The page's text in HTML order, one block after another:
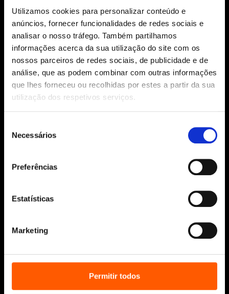
Utilizamos cookies para personalizar conteúdo e
anúncios, fornecer funcionalidades de redes sociais e
analisar o nosso tráfego. Também partilhamos
informações acerca da sua utilização do site com os
nossos parceiros de redes sociais, de publicidade e de
análise, que as podem combinar com outras informações
que lhes forneceu ou recolhidas por estes a partir da sua
utilização dos respetivos serviços.
Necessários
Preferências
Estatísticas
Marketing
Permitir todos
Aviso Legal
Política de Cookies
Política de segurança e privacidade
Ajuda, Termos e Condições
© 2026 Penguin Random House Grupo Editorial
Unipessoal Lda.
Todos os direitos reservados.
Desenvolvido por Make It Digital
Bolsas Literárias
Bibliotecas)
Contactos